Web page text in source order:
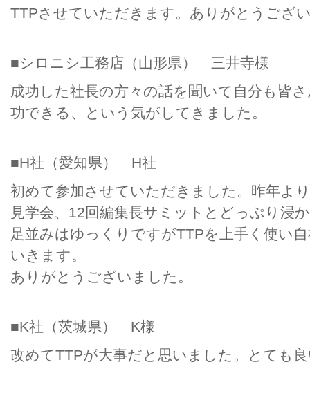
TTPさせていただきます。ありがとうござ
■シロニシ工務店（山形県） 三井寺様
成功した社長の方々の話を聞いて自分も皆
功できる、という気がしてきました。
■H社（愛知県） H社
初めて参加させていただきました。昨年よ
見学会、12回編集長サミットとどっぷり浸
足並みはゆっくりですがTTPを上手く使い
いきます。
ありがとうございました。
■K社（茨城県） K様
改めてTTPが大事だと思いました。とても